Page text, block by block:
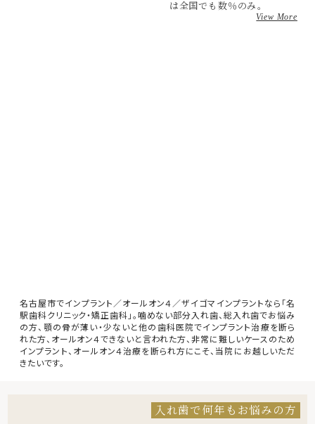
は全国でも数％のみ。
View More
名古屋市でインプラント／オールオン４／ザイゴマインプラントなら「名
駅歯科クリニック・矯正歯科」。噛めない部分入れ歯、総入れ歯でお悩み
の方、顎の骨が薄い・少ないと他の歯科医院でインプラント治療を断ら
れた方、オールオン４できないと言われた方、非常に難しいケースのため
インプラント、オールオン４治療を断られ方にこそ、当院にお越しいただ
きたいです。
入れ歯で何年もお悩みの方